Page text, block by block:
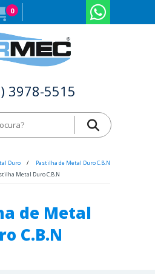
0
3978-5515
Duro
Pastilha de Metal Duro C.B.N
Metal Duro C.B.N
de Metal
C.B.N